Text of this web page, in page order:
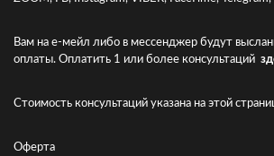
Вам на е-мейл либо в мессенджер будут
оплаты. Оплатить 1 или более консультаций
Стоимость консультаций указана на этой
Оферта